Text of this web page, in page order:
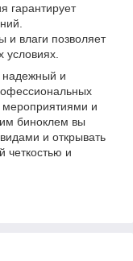
гарантирует
и влаги позволяет
условиях.
надежный и
и
биноклем вы
и открывать
четкостью и